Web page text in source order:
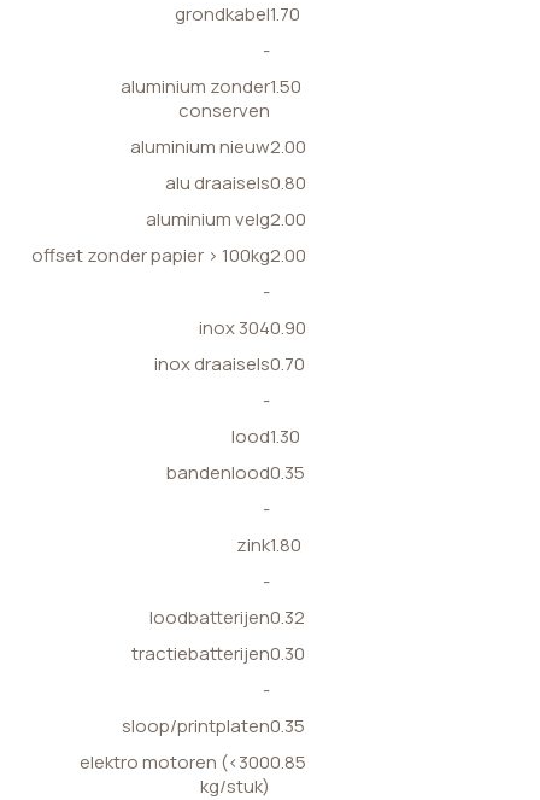
grondkabel1.70
-
aluminium zonder
conserven
1.50
aluminium nieuw2.00
alu draaisels0.80
aluminium velg2.00
offset zonder papier > 100kg2.00
-
inox 3040.90
inox draaisels0.70
-
lood1.30
bandenlood0.35
-
zink1.80
-
loodbatterijen0.32
tractiebatterijen0.30
-
sloop/printplaten0.35
elektro motoren (<300
kg/stuk)
0.85